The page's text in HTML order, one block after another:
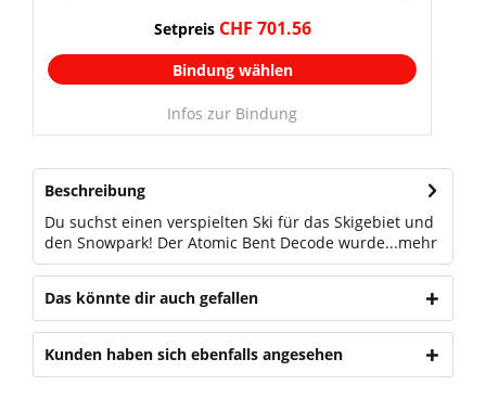
Setpreis CHF 701.56
Bindung wählen
Infos zur Bindung
Beschreibung
Du suchst einen verspielten Ski für das Skigebiet und
den Snowpark! Der Atomic Bent Decode wurde...mehr
Das könnte dir auch gefallen
Kunden haben sich ebenfalls angesehen